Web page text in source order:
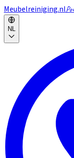
Meubelreiniging.nl
NL